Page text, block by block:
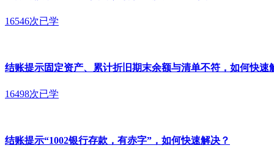
16546次已学
结账提示固定资产、累计折旧期末余额与清单不符，如何快速
16498次已学
结账提示“1002银行存款，有赤字”，如何快速解决？